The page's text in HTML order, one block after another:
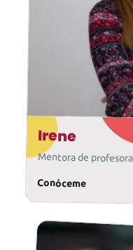
Irene
Mentora de
Conóceme